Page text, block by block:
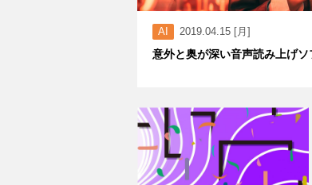
AI 2019.04.15 [月]
意外と奥が深い音声読み上げソ